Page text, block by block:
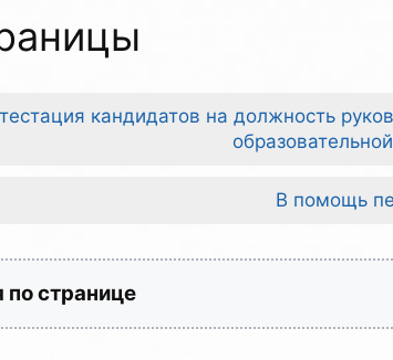
кандидатов на должность
В помощь
по странице